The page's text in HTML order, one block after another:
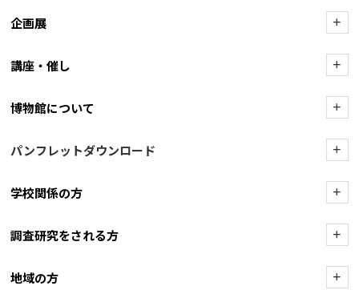
企画展 +
講座・催し +
博物館について +
パンフレットダウンロード +
学校関係の方 +
調査研究をされる方 +
地域の方 +